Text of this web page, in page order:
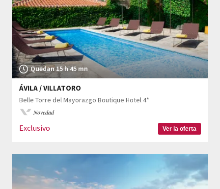
Quedan 15 h 45 mn
ÁVILA / VILLATORO
Belle Torre del Mayorazgo Boutique Hotel 4*
Novedad
Exclusivo Ver la oferta